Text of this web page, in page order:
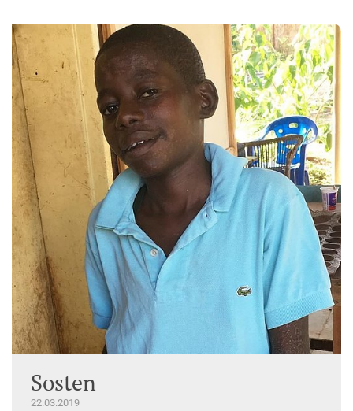
Sosten
22.03.2019